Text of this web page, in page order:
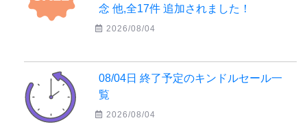
念 他,全17件 追加されました！
2026/08/04
08/04日 終了予定のキンドルセール一
覧
2026/08/04